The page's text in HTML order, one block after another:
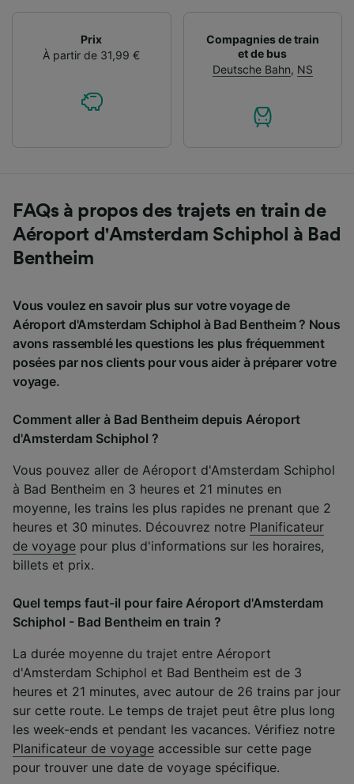
Prix
À partir de 31,99 €
Compagnies de train
et de bus
Deutsche Bahn, NS
FAQs à propos des trajets en train de
Aéroport d'Amsterdam Schiphol à Bad
Bentheim
Vous voulez en savoir plus sur votre voyage de
Aéroport d'Amsterdam Schiphol à Bad Bentheim ? Nous
avons rassemblé les questions les plus fréquemment
posées par nos clients pour vous aider à préparer votre
voyage.
Comment aller à Bad Bentheim depuis Aéroport
d'Amsterdam Schiphol ?
Vous pouvez aller de Aéroport d'Amsterdam Schiphol
à Bad Bentheim en 3 heures et 21 minutes en
moyenne, les trains les plus rapides ne prenant que 2
heures et 30 minutes. Découvrez notre Planificateur
de voyage pour plus d'informations sur les horaires,
billets et prix.
Quel temps faut-il pour faire Aéroport d'Amsterdam
Schiphol - Bad Bentheim en train ?
La durée moyenne du trajet entre Aéroport
d'Amsterdam Schiphol et Bad Bentheim est de 3
heures et 21 minutes, avec autour de 26 trains par jour
sur cette route. Le temps de trajet peut être plus long
les week-ends et pendant les vacances. Vérifiez notre
Planificateur de voyage accessible sur cette page
pour trouver une date de voyage spécifique.